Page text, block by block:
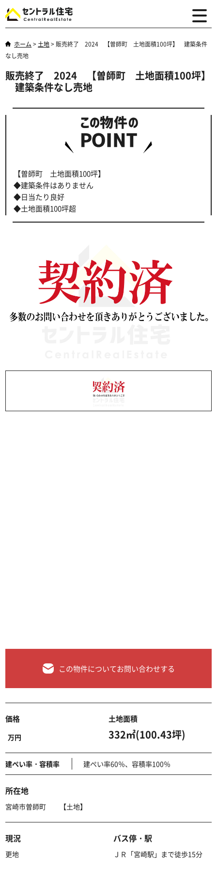
ホーム > 土地> 販売終了 2024 【曽師町 土地面積100坪】 建築条件
なし売地
販売終了 2024 【曽師町 土地面積100坪】
建築条件なし売地
【曽師町 土地面積100坪】
◆建築条件はありません
◆日当たり良好
◆土地面積100坪超
この物件についてお問い合わせする
価格
万円
土地面積
332㎡(100.43坪)
建ぺい率・容積率 建ぺい率60％、容積率100％
所在地
宮崎市曽師町 【土地】
現況
更地
バス停・駅
ＪＲ「宮崎駅」まで徒歩15分